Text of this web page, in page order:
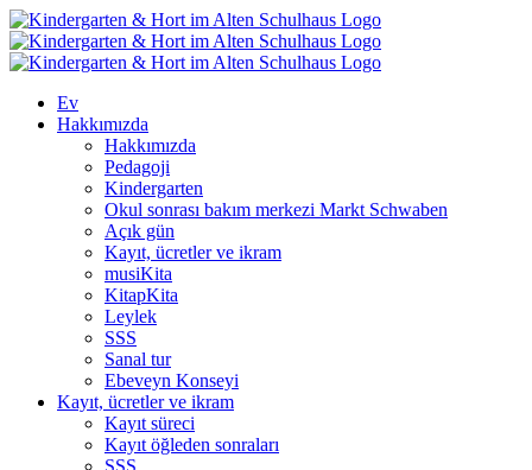
Skip
to
content
Ev
Hakkımızda
Hakkımızda
Pedagoji
Kindergarten
Okul sonrası bakım merkezi Markt Schwaben
Açık gün
Kayıt, ücretler ve ikram
musiKita
KitapKita
Leylek
SSS
Sanal tur
Ebeveyn Konseyi
Kayıt, ücretler ve ikram
Kayıt süreci
Kayıt öğleden sonraları
SSS